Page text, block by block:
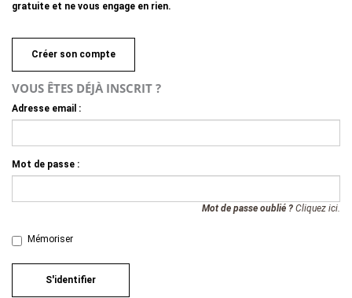
gratuite et ne vous engage en rien.
Créer son compte
VOUS ÊTES DÉJÀ INSCRIT ?
Adresse email :
Mot de passe :
Mot de passe oublié ? Cliquez ici.
Mémoriser
S'identifier